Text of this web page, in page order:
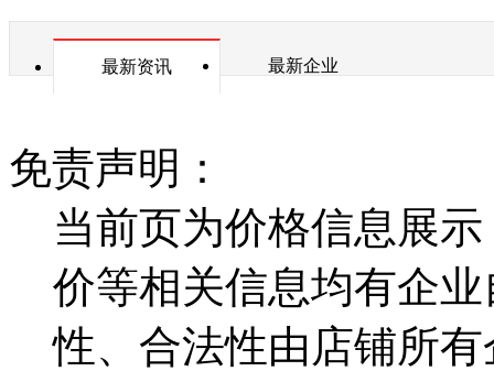
最新资讯 最新企业
免责声明：
当前页为价格信息展
价等相关信息均有企
性、合法性由店铺所